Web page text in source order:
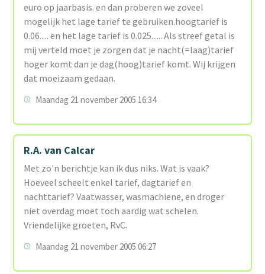
euro op jaarbasis. en dan proberen we zoveel
mogelijk het lage tarief te gebruiken.hoogtarief is
0.06..... en het lage tarief is 0.025...... Als streef getal is
mij verteld moet je zorgen dat je nacht(=laag)tarief
hoger komt dan je dag(hoog)tarief komt. Wij krijgen
dat moeizaam gedaan.
Maandag 21 november 2005 16:34
R.A. van Calcar
Met zo'n berichtje kan ik dus niks. Wat is vaak?
Hoeveel scheelt enkel tarief, dagtarief en
nachttarief? Vaatwasser, wasmachiene, en droger
niet overdag moet toch aardig wat schelen.
Vriendelijke groeten, RvC.
Maandag 21 november 2005 06:27